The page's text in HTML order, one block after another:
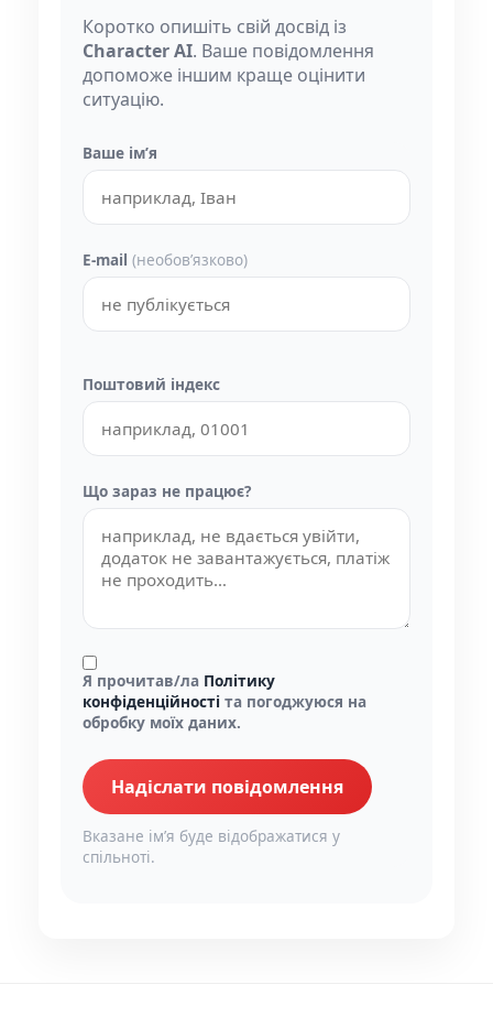
Коротко опишіть свій досвід із
Character AI. Ваше повідомлення
допоможе іншим краще оцінити
ситуацію.
Ваше імʼя
E-mail (необовʼязково)
Поштовий індекс
Що зараз не працює?
Я прочитав/ла Політику
конфіденційності та погоджуюся на
обробку моїх даних.
Надіслати повідомлення
Вказане імʼя буде відображатися у
спільноті.